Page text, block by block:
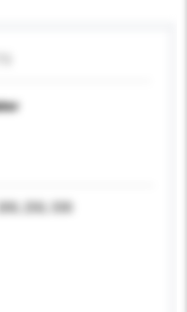
200, 250, 330